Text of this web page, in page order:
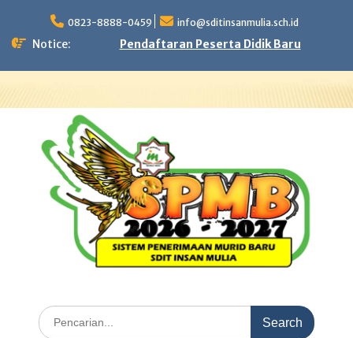
content
0823-8888-0459 info@sditinsanmulia.sch.id
Notice: Pendaftaran Peserta Didik Baru
Search
for: